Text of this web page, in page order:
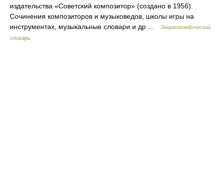
издательства «Советский композитор» (создано в 1956).
Сочинения композиторов и музыковедов, школы игры на
инструментах, музыкальные словари и др …
Энциклопедический
словарь